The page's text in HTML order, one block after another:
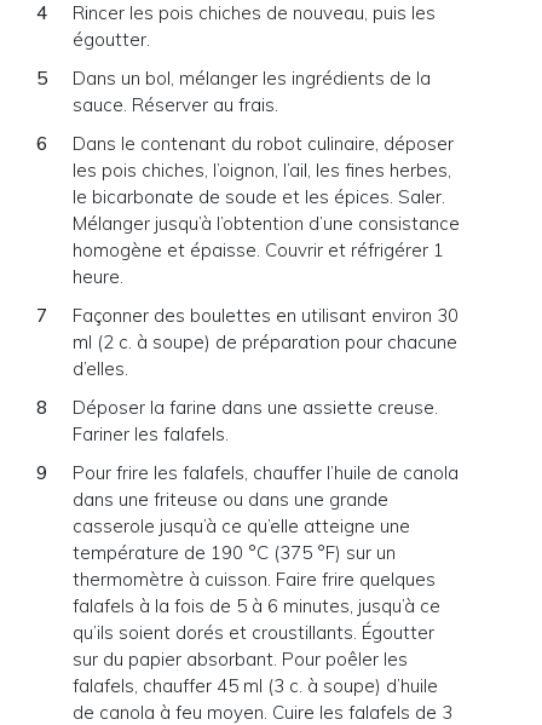
Rincer les pois chiches de nouveau, puis les
égoutter.
Dans un bol, mélanger les ingrédients de la
sauce. Réserver au frais.
Dans le contenant du robot culinaire, déposer
les pois chiches, l’oignon, l’ail, les fines herbes,
le bicarbonate de soude et les épices. Saler.
Mélanger jusqu’à l’obtention d’une consistance
homogène et épaisse. Couvrir et réfrigérer 1
heure.
Façonner des boulettes en utilisant environ 30
ml (2 c. à soupe) de préparation pour chacune
d’elles.
Déposer la farine dans une assiette creuse.
Fariner les falafels.
Pour frire les falafels, chauffer l’huile de canola
dans une friteuse ou dans une grande
casserole jusqu’à ce qu’elle atteigne une
température de 190 °C (375 °F) sur un
thermomètre à cuisson. Faire frire quelques
falafels à la fois de 5 à 6 minutes, jusqu’à ce
qu’ils soient dorés et croustillants. Égoutter
sur du papier absorbant. Pour poêler les
falafels, chauffer 45 ml (3 c. à soupe) d’huile
de canola à feu moyen. Cuire les falafels de 3